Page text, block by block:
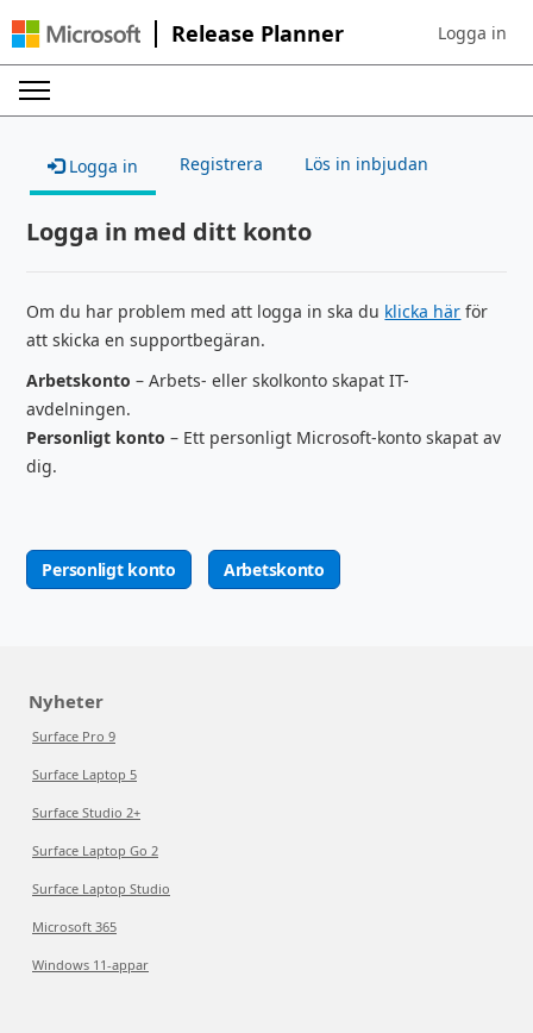
Release Planner Sign in to
Logga in
Logga in Registrera Lös in inbjudan
Logga in med ditt konto
Om du har problem med att logga in ska du klicka här för
att skicka en supportbegäran.
Arbetskonto – Arbets- eller skolkonto skapat IT-
avdelningen.
Personligt konto – Ett personligt Microsoft-konto skapat av
dig.
Personligt konto Arbetskonto
Nyheter
Surface Pro 9
Surface Laptop 5
Surface Studio 2+
Surface Laptop Go 2
Surface Laptop Studio
Microsoft 365
Windows 11-appar